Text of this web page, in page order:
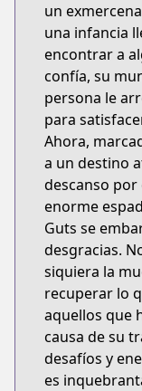
un
una infancia
encontrar a
confía, su
persona le
para
Ahora,
a un destino
descanso por
enorme
Guts se
desgracias.
siquiera la
recuperar lo
aquellos que
causa de su
desafíos y
es